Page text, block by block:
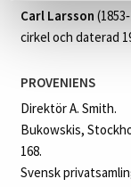
Carl Larsson
cirkel och daterad
PROVENIENS
Direktör A. Smith.
Bukowskis,
168.
Svensk